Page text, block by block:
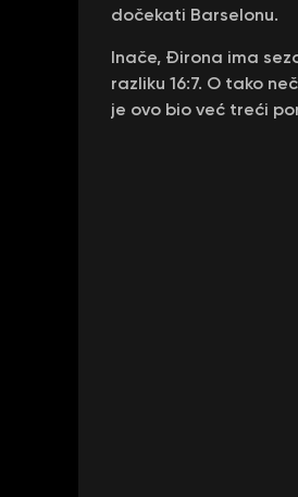
dočekati Barselonu.
Inače, Đirona ima
razliku 16:7. O tako
je ovo bio već treći